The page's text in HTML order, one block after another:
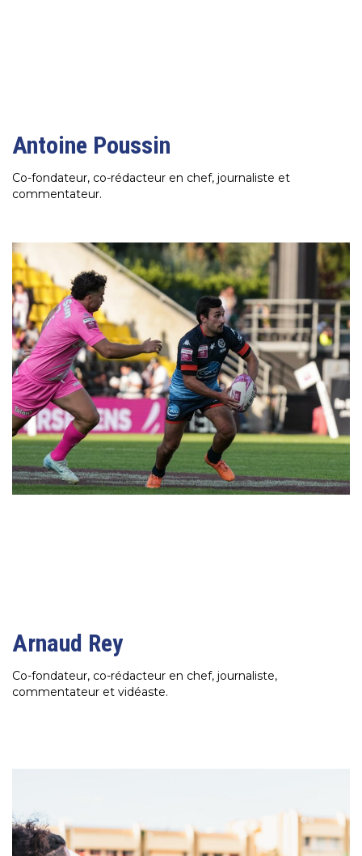
Antoine Poussin
Co-fondateur, co-rédacteur en chef, journaliste et
commentateur.
Arnaud Rey
Co-fondateur, co-rédacteur en chef, journaliste,
commentateur et vidéaste.